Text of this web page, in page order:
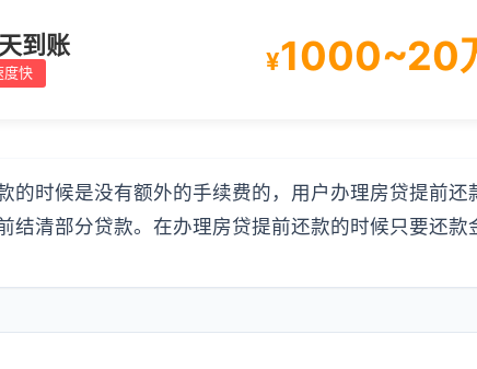
到账
度快 ¥1000~20
的时候是没有额外的手续费的，用户办理房贷提前
结清部分贷款。在办理房贷提前还款的时候只要还款